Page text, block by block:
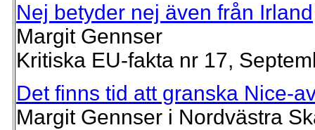
Nej betyder nej även från Irland
Margit Gennser
Kritiska EU-fakta nr 17,
Det finns tid att granska Nice-
Margit Gennser i Nordvästra